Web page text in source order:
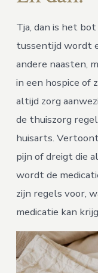
Tja, dan is het bot
tussentijd wordt
andere naasten,
in een hospice of
altijd zorg
de thuiszorg
huisarts.
pijn of dreigt die
wordt de
zijn regels voor,
medicatie kan